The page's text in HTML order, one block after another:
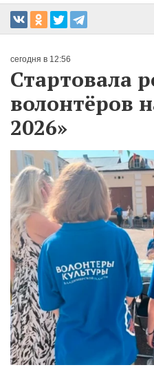
сегодня в 12:56
Стартовала
волонтёров
2026»